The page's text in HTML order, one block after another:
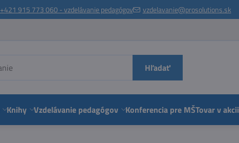
+421 915 773 060 - vzdelávanie pedagógov
vzdelavanie@prosolutions.sk
Hľadať
Knihy Vzdelávanie pedagógov Konferencia pre MŠTovar v akcii